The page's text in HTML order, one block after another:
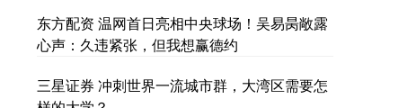
东方配资 温网首日亮相中央球场！吴易昺敞露
心声：久违紧张，但我想赢德约
三星证券 冲刺世界一流城市群，大湾区需要怎